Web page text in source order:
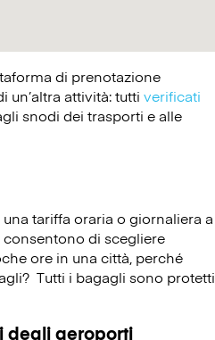
di prenotazione
attività: tutti verificati
snodi dei trasporti e alle
tariffa oraria o giornaliera a
consentono di scegliere
ore in una città, perché
Tutti i bagagli sono protetti
degli aeroporti